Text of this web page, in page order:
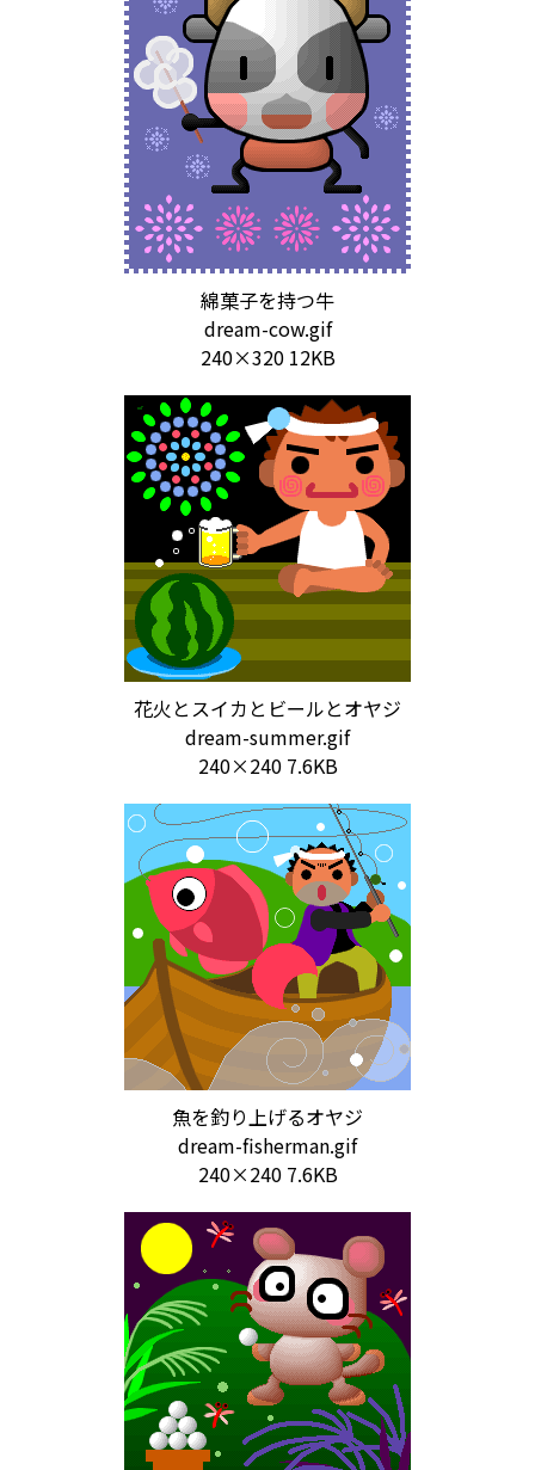
綿菓子を持つ牛
dream-cow.gif
240×320 12KB
花火とスイカとビールとオヤジ
dream-summer.gif
240×240 7.6KB
魚を釣り上げるオヤジ
dream-fisherman.gif
240×240 7.6KB